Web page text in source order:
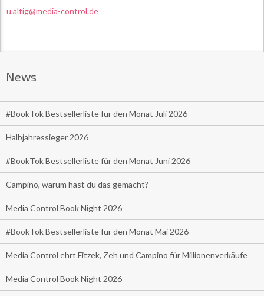
u.altig@media-control.de
News
#BookTok Bestsellerliste für den Monat Juli 2026
Halbjahressieger 2026
#BookTok Bestsellerliste für den Monat Juni 2026
Campino, warum hast du das gemacht?
Media Control Book Night 2026
#BookTok Bestsellerliste für den Monat Mai 2026
Media Control ehrt Fitzek, Zeh und Campino für Millionenverkäufe
Media Control Book Night 2026